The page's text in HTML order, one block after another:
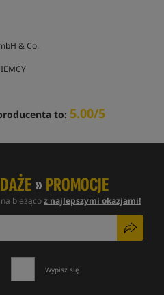
& Co.
to: 5.00/5
»PROMOCJE
bieżącoz najlepszymi okazjami!
Wypisz się